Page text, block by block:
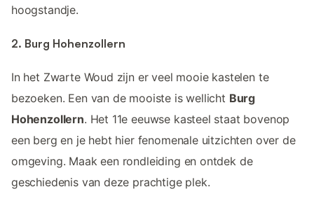
hoogstandje.
2. Burg Hohenzollern
In het Zwarte Woud zijn er veel mooie kastelen te
bezoeken. Een van de mooiste is wellicht Burg
Hohenzollern. Het 11e eeuwse kasteel staat bovenop
een berg en je hebt hier fenomenale uitzichten over de
omgeving. Maak een rondleiding en ontdek de
geschiedenis van deze prachtige plek.